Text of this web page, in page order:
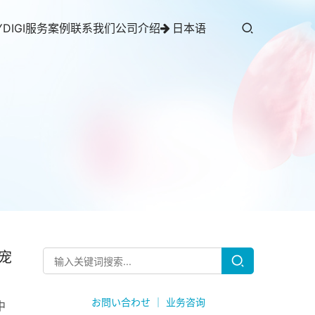
服务案例 联系我们公司介绍 日本语
お問い合わせ ｜ 业务咨询